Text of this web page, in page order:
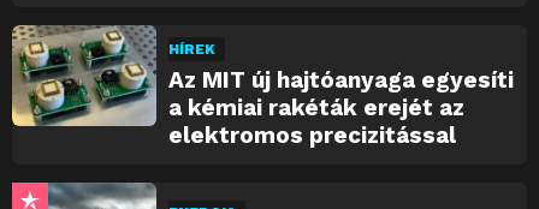
HÍREK
Az MIT új hajtóanyaga egyesíti
a kémiai rakéták erejét az
elektromos precizitással